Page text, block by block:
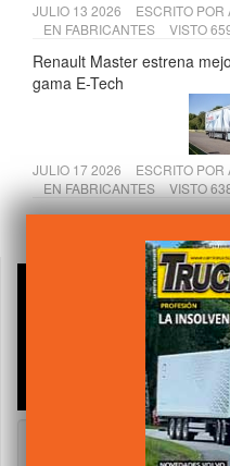
JULIO 13 2026 ESCRITO POR
EN FABRICANTES VISTO
Renault Master estrena
gama E-Tech
JULIO 17 2026 ESCRITO POR
ENFABRICANTES VISTO
MAN Truck & Bus en la IAA
nuevas tecnologías